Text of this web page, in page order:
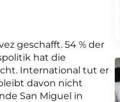
geschafft. 54 % der
hat die
International tut er
davon nicht
San Miguel in